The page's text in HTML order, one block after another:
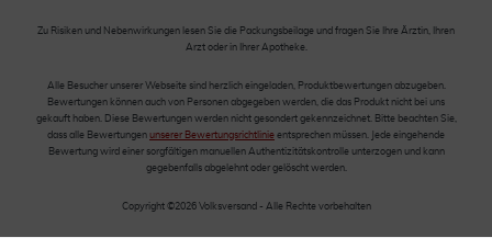
Zu Risiken und Nebenwirkungen lesen Sie die Packungsbeilage und fragen Sie Ihre Ärztin, Ihren
Arzt oder in Ihrer Apotheke.
Alle Besucher unserer Webseite sind herzlich eingeladen, Produktbewertungen abzugeben.
Bewertungen können auch von Personen abgegeben werden, die das Produkt nicht bei uns
gekauft haben. Diese Bewertungen werden nicht gesondert gekennzeichnet. Bitte beachten Sie,
dass alle Bewertungen unserer Bewertungsrichtlinie entsprechen müssen. Jede eingehende
Bewertung wird einer sorgfältigen manuellen Authentizitätskontrolle unterzogen und kann
gegebenfalls abgelehnt oder gelöscht werden.
Copyright ©2026 Volksversand - Alle Rechte vorbehalten